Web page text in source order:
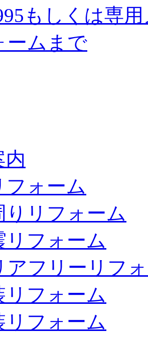
内
フォーム
りリフォーム
リフォーム
アフリーリフ
リフォーム
リフォーム